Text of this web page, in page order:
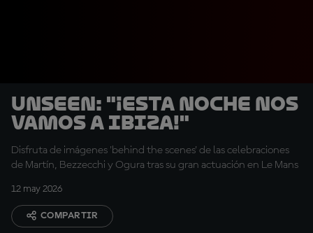
UNSEEN: "¡Esta noche nos
vamos a Ibiza!"
Disfruta de imágenes 'behind the scenes' de las celebraciones
de Martín, Bezzecchi y Ogura tras su gran actuación en Le Mans
12 may 2026
COMPARTIR